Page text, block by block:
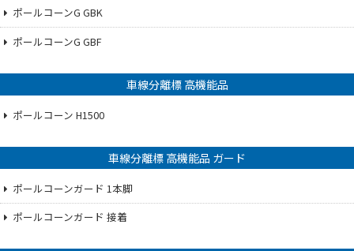
ポールコーンG GBK
ポールコーンG GBF
車線分離標 高機能品
ポールコーン H1500
車線分離標 高機能品 ガード
ポールコーンガード 1本脚
ポールコーンガード 接着